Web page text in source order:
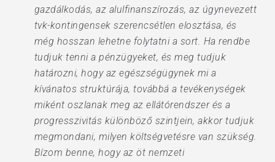
gazdálkodás, az alulfinanszírozás, az úgynevezett
tvk-kontingensek szerencsétlen elosztása, és
még hosszan lehetne folytatni a sort. Ha rendbe
tudjuk tenni a pénzügyeket, és meg tudjuk
határozni, hogy az egészségügynek mi a
kívánatos struktúrája, továbbá a tevékenységek
miként oszlanak meg az ellátórendszer és a
progresszivitás különböző szintjein, akkor tudjuk
megmondani, milyen költségvetésre van szükség.
Bízom benne, hogy az öt nemzeti